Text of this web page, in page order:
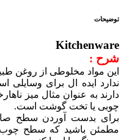
توضیحات
Kitchenware
شرح :
این مواد مخلوطی از روغن
ندارد ایده ال برای
دارند به عنوان مثال میز
چوبی یا تخت گوشت است.
مطمئن باشید که سطح